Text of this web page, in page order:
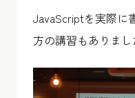
JavaScriptを実際に
方の講習もありまし